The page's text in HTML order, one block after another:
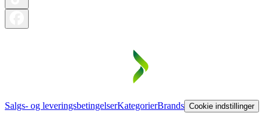
Salgs- og leveringsbetingelserKategorierBrands Cookie indstillinger